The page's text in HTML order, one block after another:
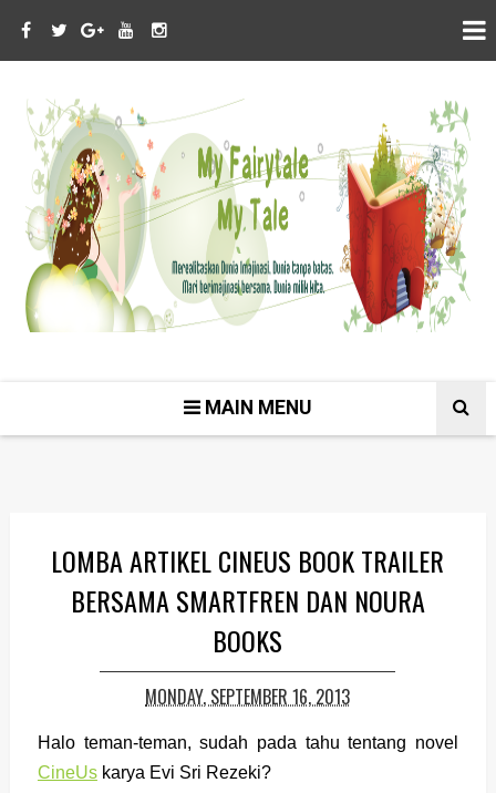
MAIN MENU
LOMBA ARTIKEL CINEUS BOOK TRAILER
BERSAMA SMARTFREN DAN NOURA
BOOKS
MONDAY, SEPTEMBER 16, 2013
Halo teman-teman, sudah pada tahu tentang novel
CineUs karya Evi Sri Rezeki?